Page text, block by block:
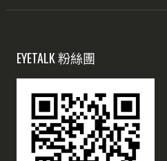
EYETALK 粉絲團